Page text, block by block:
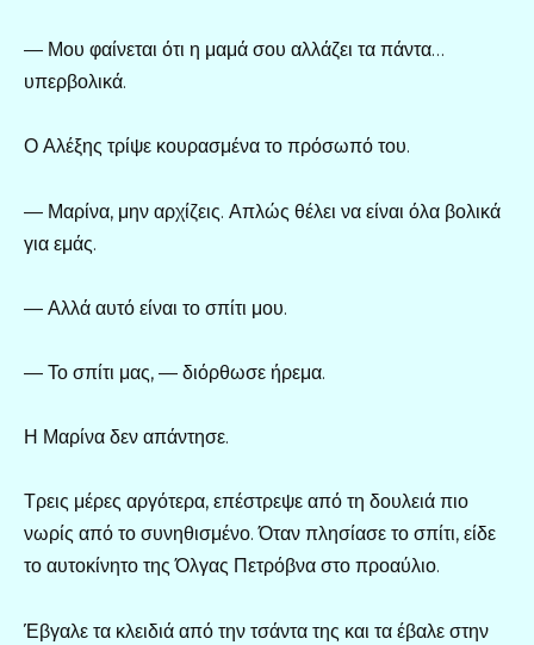
— Μου φαίνεται ότι η μαμά σου αλλάζει τα πάντα…
υπερβολικά.
Ο Αλέξης τρίψε κουρασμένα το πρόσωπό του.
— Μαρίνα, μην αρχίζεις. Απλώς θέλει να είναι όλα βολικά
για εμάς.
— Αλλά αυτό είναι το σπίτι μου.
— Το σπίτι μας, — διόρθωσε ήρεμα.
Η Μαρίνα δεν απάντησε.
Τρεις μέρες αργότερα, επέστρεψε από τη δουλειά πιο
νωρίς από το συνηθισμένο. Όταν πλησίασε το σπίτι, είδε
το αυτοκίνητο της Όλγας Πετρόβνα στο προαύλιο.
Έβγαλε τα κλειδιά από την τσάντα της και τα έβαλε στην